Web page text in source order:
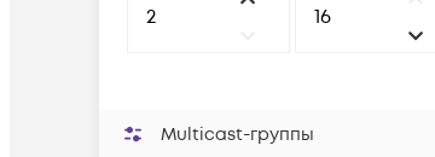
Multicast-группы